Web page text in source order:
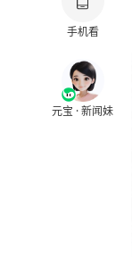
手机看
元宝 · 新闻妹